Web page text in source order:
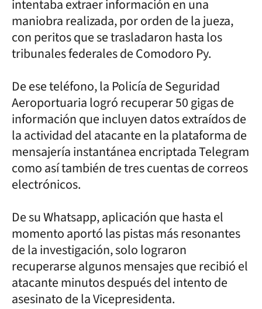
intentaba extraer información en una
maniobra realizada, por orden de la jueza,
con peritos que se trasladaron hasta los
tribunales federales de Comodoro Py.
De ese teléfono, la Policía de Seguridad
Aeroportuaria logró recuperar 50 gigas de
información que incluyen datos extraídos de
la actividad del atacante en la plataforma de
mensajería instantánea encriptada Telegram
como así también de tres cuentas de correos
electrónicos.
De su Whatsapp, aplicación que hasta el
momento aportó las pistas más resonantes
de la investigación, solo lograron
recuperarse algunos mensajes que recibió el
atacante minutos después del intento de
asesinato de la Vicepresidenta.